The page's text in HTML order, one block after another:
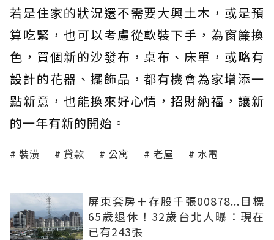
若是住家的狀況還不需要大興土木，或是預
算吃緊，也可以考慮從軟裝下手，為窗簾換
色，買個新的沙發布，桌布、床單，或略有
設計的花器、擺飾品，都有機會為家增添一
點新意，也能換來好心情，招財納福，讓新
的一年有新的開始。
裝潢 貸款 公寓 老屋 水電
屏東套房＋存股千張00878...目標
65歲退休！32歲台北人曝：現在
已有243張